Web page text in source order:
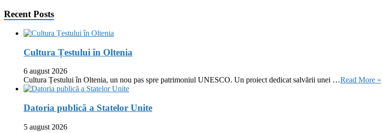
Recent Posts
Cultura Țestului în Oltenia
6 august 2026
Cultura Țestului în Oltenia, un nou pas spre patrimoniul UNESCO. Un proiect dedicat salvării unei …Read More »
Datoria publică a Statelor Unite
5 august 2026